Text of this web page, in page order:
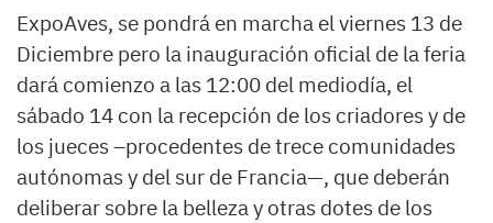
ExpoAves, se pondrá en marcha el viernes 13 de
Diciembre pero la inauguración oficial de la feria
dará comienzo a las 12:00 del mediodía, el
sábado 14 con la recepción de los criadores y de
los jueces –procedentes de trece comunidades
autónomas y del sur de Francia—, que deberán
deliberar sobre la belleza y otras dotes de los